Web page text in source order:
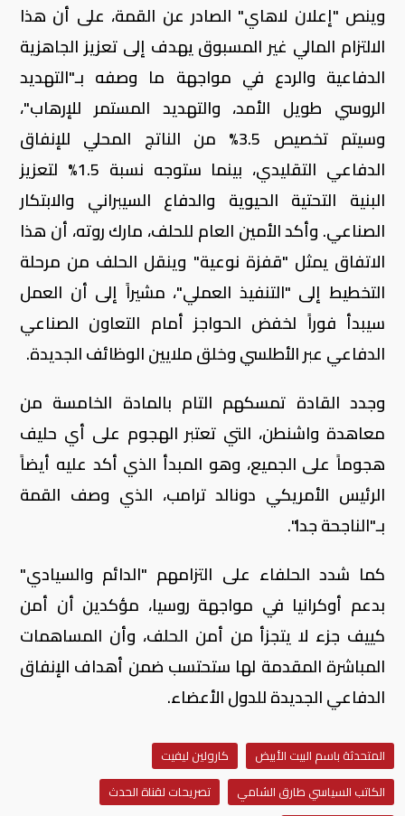
وينص "إعلان لاهاي" الصادر عن القمة، على أن هذا
الالتزام المالي غير المسبوق يهدف إلى تعزيز الجاهزية
الدفاعية والردع في مواجهة ما وصفه بـ"التهديد
الروسي طويل الأمد، والتهديد المستمر للإرهاب"،
وسيتم تخصيص 3.5% من الناتج المحلي للإنفاق
الدفاعي التقليدي، بينما ستوجه نسبة 1.5% لتعزيز
البنية التحتية الحيوية والدفاع السيبراني والابتكار
الصناعي. وأكد الأمين العام للحلف، مارك روته، أن هذا
الاتفاق يمثل "قفزة نوعية" وينقل الحلف من مرحلة
التخطيط إلى "التنفيذ العملي"، مشيراً إلى أن العمل
سيبدأ فوراً لخفض الحواجز أمام التعاون الصناعي
الدفاعي عبر الأطلسي وخلق ملايين الوظائف الجديدة.
وجدد القادة تمسكهم التام بالمادة الخامسة من
معاهدة واشنطن، التي تعتبر الهجوم على أي حليف
هجوماً على الجميع، وهو المبدأ الذي أكد عليه أيضاً
الرئيس الأمريكي دونالد ترامب، الذي وصف القمة
بـ"الناجحة جدا".
كما شدد الحلفاء على التزامهم "الدائم والسيادي"
بدعم أوكرانيا في مواجهة روسيا، مؤكدين أن أمن
كييف جزء لا يتجزأ من أمن الحلف، وأن المساهمات
المباشرة المقدمة لها ستحتسب ضمن أهداف الإنفاق
الدفاعي الجديدة للدول الأعضاء.
المتحدثة باسم البيت الأبيض
كارولين ليفيت
الكاتب السياسي طارق الشامي
تصريحات لقناة الحدث